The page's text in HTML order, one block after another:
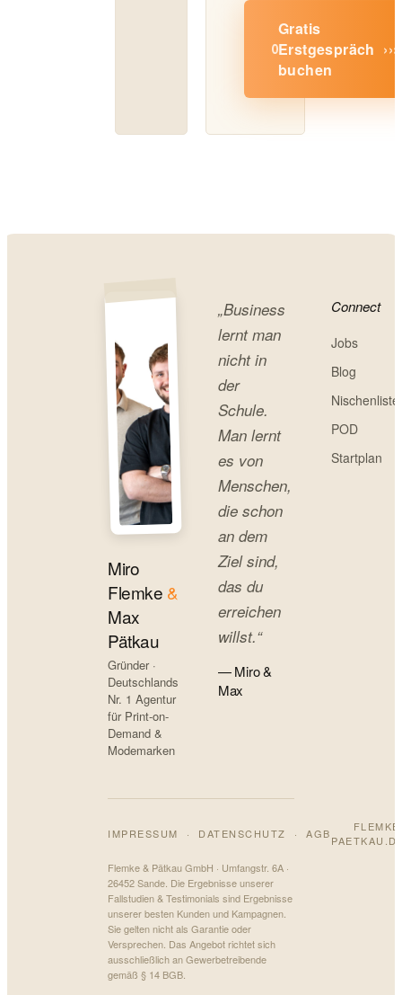
Gratis
Erstgespräch
buchen
›››
Miro
Flemke &
Max
Pätkau
Gründer ·
Deutschlands
Nr. 1 Agentur
für Print-on-
Demand &
Modemarken
„Business
lernt man
nicht in
der
Schule.
Man lernt
es von
Menschen,
die schon
an dem
Ziel sind,
das du
erreichen
willst.“
— Miro &
Max
Connect
Jobs
Blog
Nischenliste
POD
Startplan
IMPRESSUM · DATENSCHUTZ · AGB
Flemke & Pätkau GmbH · Umfangstr. 6A ·
26452 Sande. Die Ergebnisse unserer
Fallstudien & Testimonials sind Ergebnisse
unserer besten Kunden und Kampagnen.
Sie gelten nicht als Garantie oder
Versprechen. Das Angebot richtet sich
ausschließlich an Gewerbetreibende
gemäß § 14 BGB.